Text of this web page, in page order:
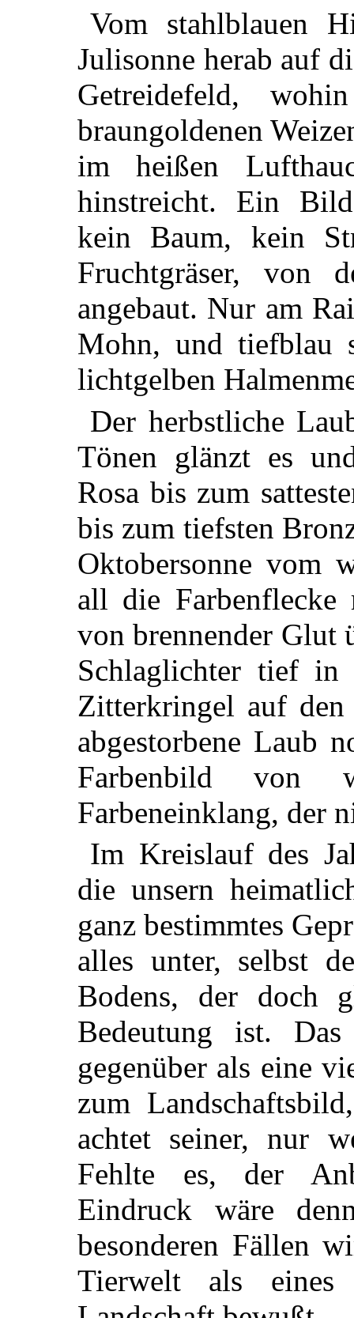
Vom stahlblauen
Julisonne herab auf
Getreidefeld,
braungoldenen
im heißen
hinstreicht. Ein
kein Baum, kein
Fruchtgräser, von
angebaut. Nur am
Mohn, und tiefblau
lichtgelben
Der herbstliche
Tönen glänzt es
Rosa bis zum
bis zum tiefsten
Oktobersonne vom
all die
von brennender Glut
Schlaglichter tief
Zitterkringel auf
abgestorbene Laub
Farbenbild von
Farbeneinklang, der
Im Kreislauf des
die unsern
ganz bestimmtes
alles unter, selbst
Bodens, der doch
Bedeutung ist.
gegenüber als eine
zum
achtet seiner, nur
Fehlte es, der
Eindruck wäre
besonderen Fällen
Tierwelt als eines